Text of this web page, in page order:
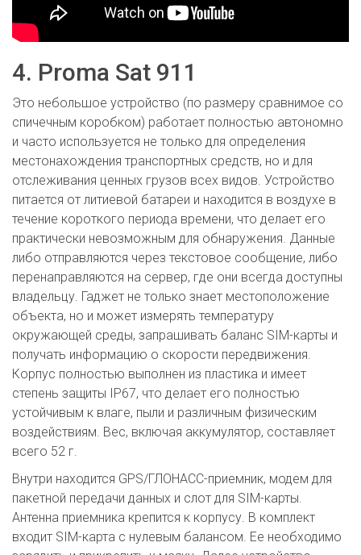
4. Proma Sat 911
Это небольшое устройство (по размеру сравнимое со
спичечным коробком) работает полностью автономно
и часто используется не только для определения
местонахождения транспортных средств, но и для
отслеживания ценных грузов всех видов. Устройство
питается от литиевой батареи и находится в воздухе в
течение короткого периода времени, что делает его
практически невозможным для обнаружения. Данные
либо отправляются через текстовое сообщение, либо
перенаправляются на сервер, где они всегда доступны
владельцу. Гаджет не только знает местоположение
объекта, но и может измерять температуру
окружающей среды, запрашивать баланс SIM-карты и
получать информацию о скорости передвижения.
Корпус полностью выполнен из пластика и имеет
степень защиты IP67, что делает его полностью
устойчивым к влаге, пыли и различным физическим
воздействиям. Вес, включая аккумулятор, составляет
всего 52 г.
Внутри находится GPS/ГЛОНАСС-приемник, модем для
пакетной передачи данных и слот для SIM-карты.
Антенна приемника крепится к корпусу. В комплект
входит SIM-карта с нулевым балансом. Ее необходимо